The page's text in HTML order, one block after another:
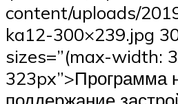
content/uploads/
ka12-300×239.jpg
sizes=”(max-width:
323px”>Программа